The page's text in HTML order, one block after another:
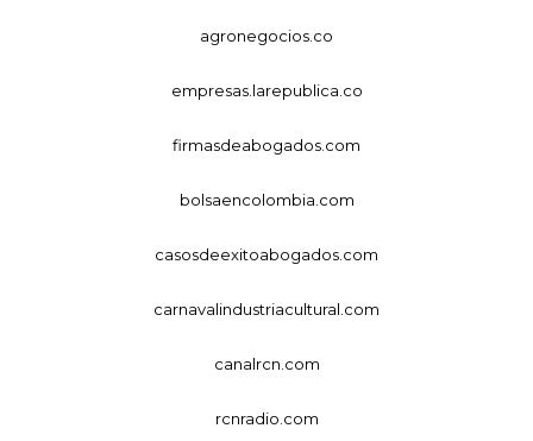
agronegocios.co
empresas.larepublica.co
firmasdeabogados.com
bolsaencolombia.com
casosdeexitoabogados.com
carnavalindustriacultural.com
canalrcn.com
rcnradio.com